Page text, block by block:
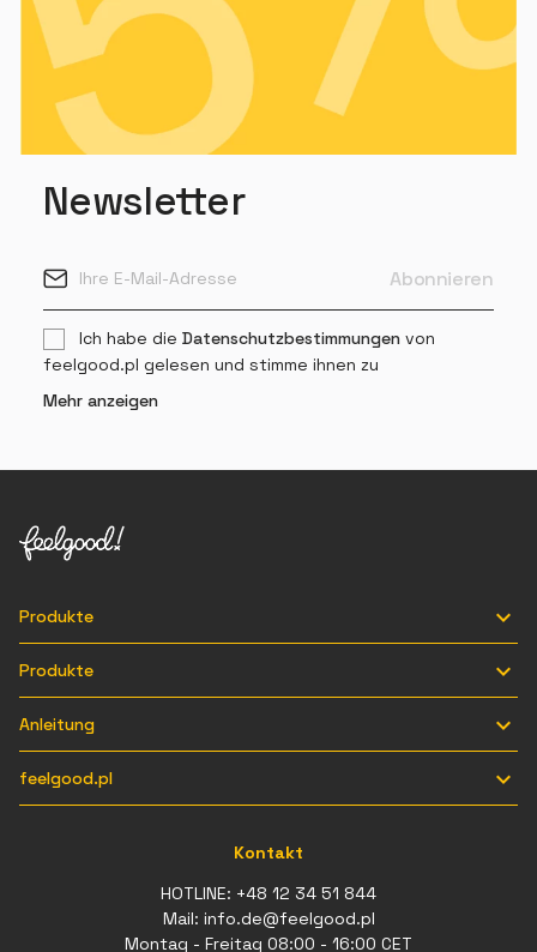
Newsletter
Ich habe die Datenschutzbestimmungenvon
feelgood.pl gelesen und stimme ihnen zu
Mehr anzeigen
Produkte 
Produkte 
Anleitung 
feelgood.pl 
Kontakt
HOTLINE: +48 12 34 51 844
Mail: info.de@feelgood.pl
Montag - Freitag 08:00 - 16:00 CET